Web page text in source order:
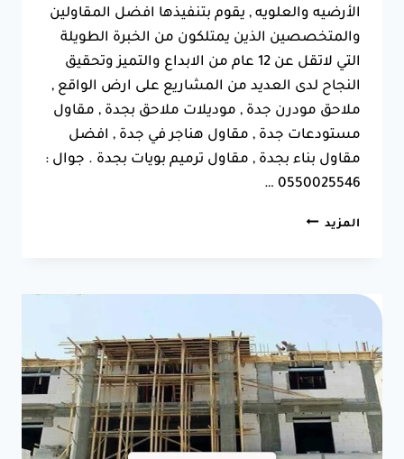
الأرضيه والعلويه , يقوم بتنفيذها افضل المقاولين
والمتخصصين الذين يمتلكون من الخبرة الطويلة
التي لاتقل عن 12 عام من الابداع والتميز وتحقيق
النجاح لدى العديد من المشاريع على ارض الواقع ,
ملاحق مودرن جدة , موديلات ملاحق بجدة , مقاول
مستودعات جدة , مقاول هناجر في جدة , افضل
مقاول بناء بجدة , مقاول ترميم بويات بجدة . جوال :
0550025546 …
المزيد بناء
جوال:0550025546
مجالس
جدة
–
ملاحق
علوية
وارضية